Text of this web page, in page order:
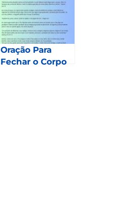
Oração Para
Fechar o Corpo